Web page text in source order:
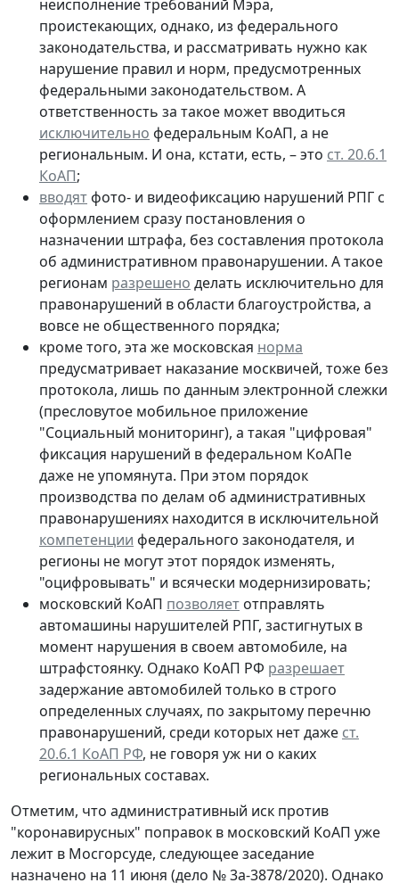
неисполнение требований Мэра,
проистекающих, однако, из федерального
законодательства, и рассматривать нужно как
нарушение правил и норм, предусмотренных
федеральными законодательством. А
ответственность за такое может вводиться
исключительно федеральным КоАП, а не
региональным. И она, кстати, есть, – это ст. 20.6.1
КоАП;
вводятфото- и видеофиксацию нарушений РПГ с
оформлением сразу постановления о
назначении штрафа, без составления протокола
об административном правонарушении. А такое
регионам разрешено делать исключительно для
правонарушений в области благоустройства, а
вовсе не общественного порядка;
кроме того, эта же московская норма
предусматривает наказание москвичей, тоже без
протокола, лишь по данным электронной слежки
(пресловутое мобильное приложение
"Социальный мониторинг), а такая "цифровая"
фиксация нарушений в федеральном КоАПе
даже не упомянута. При этом порядок
производства по делам об административных
правонарушениях находится в исключительной
компетенции федерального законодателя, и
регионы не могут этот порядок изменять,
"оцифровывать" и всячески модернизировать;
московский КоАП позволяет отправлять
автомашины нарушителей РПГ, застигнутых в
момент нарушения в своем автомобиле, на
штрафстоянку. Однако КоАП РФ разрешает
задержание автомобилей только в строго
определенных случаях, по закрытому перечню
правонарушений, среди которых нет даже ст.
20.6.1 КоАП РФ, не говоря уж ни о каких
региональных составах.
Отметим, что административный иск против
"коронавирусных" поправок в московский КоАП уже
лежит в Мосгорсуде, следующее заседание
назначено на 11 июня (дело № 3а-3878/2020). Однако